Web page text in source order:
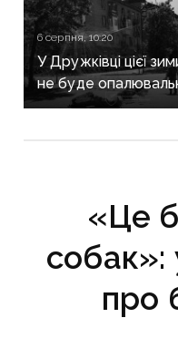
6 серпня, 10:20
У Дружківці цієї
не буде
сезону: фронт
«Це
собак»:
про